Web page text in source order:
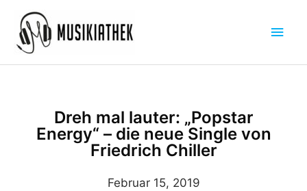
Inhalt
springen
Dreh mal lauter: „Popstar
Energy“ – die neue Single von
Friedrich Chiller
Februar 15, 2019